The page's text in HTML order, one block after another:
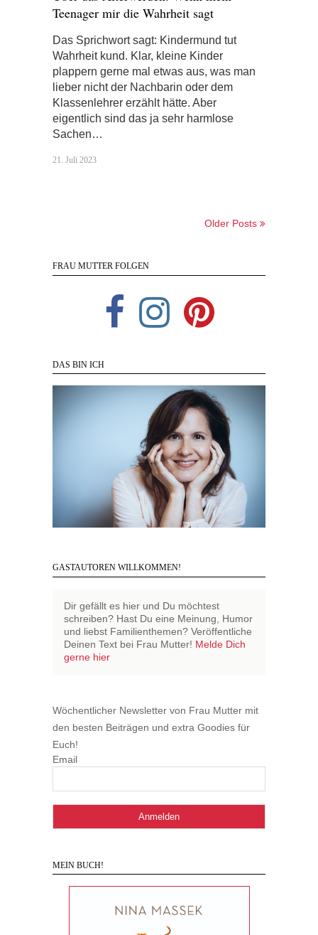
Teenager mir die Wahrheit sagt
Das Sprichwort sagt: Kindermund tut
Wahrheit kund. Klar, kleine Kinder
plappern gerne mal etwas aus, was man
lieber nicht der Nachbarin oder dem
Klassenlehrer erzählt hätte. Aber
eigentlich sind das ja sehr harmlose
Sachen…
21. Juli 2023
Older Posts
FRAU MUTTER FOLGEN
DAS BIN ICH
GASTAUTOREN WILLKOMMEN!
Dir gefällt es hier und Du möchtest
schreiben? Hast Du eine Meinung, Humor
und liebst Familienthemen? Veröffentliche
Deinen Text bei Frau Mutter! Melde Dich
gerne hier
Wöchentlicher Newsletter von Frau Mutter mit
den besten Beiträgen und extra Goodies für
Euch!
Email
MEIN BUCH!